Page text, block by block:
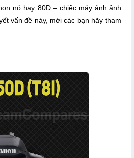
nó hay 80D – chiếc máy ảnh ảnh
vấn đề này, mời các bạn hãy tham